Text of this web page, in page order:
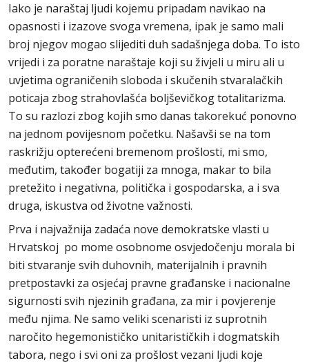
Iako je naraštaj ljudi kojemu pripadam navikao na
opasnosti i izazove svoga vremena, ipak je samo mali
broj njegov mogao slijediti duh sadašnjega doba. To isto
vrijedi i za poratne naraštaje koji su živjeli u miru ali u
uvjetima ograničenih sloboda i skučenih stvaralačkih
poticaja zbog strahovlašća boljševičkog totalitarizma.
To su razlozi zbog kojih smo danas takorekuć ponovno
na jednom povijesnom početku. Našavši se na tom
raskrižju opterećeni bremenom prošlosti, mi smo,
međutim, također bogatiji za mnoga, makar to bila
pretežito i negativna, politička i gospodarska, a i sva
druga, iskustva od životne važnosti.
Prva i najvažnija zadaća nove demokratske vlasti u
Hrvatskoj po mome osobnome osvjedočenju morala bi
biti stvaranje svih duhovnih, materijalnih i pravnih
pretpostavki za osjećaj pravne građanske i nacionalne
sigurnosti svih njezinih građana, za mir i povjerenje
među njima. Ne samo veliki scenaristi iz suprotnih
naročito hegemonističko unitarističkih i dogmatskih
tabora, nego i svi oni za prošlost vezani ljudi koje